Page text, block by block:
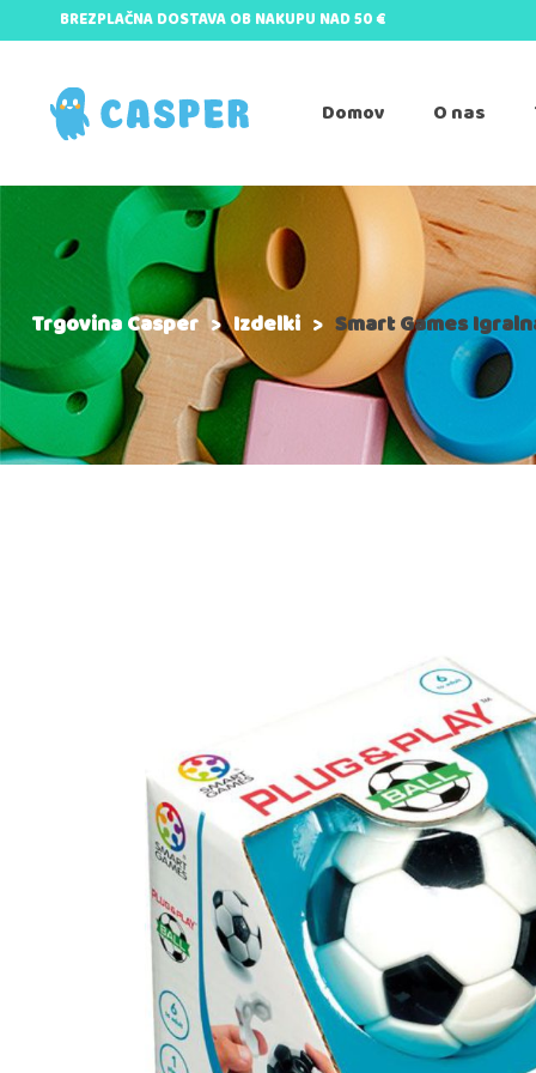
BREZPLAČNA DOSTAVA OB NAKUPU NAD 50 €
Domov O nas
Trgovina Casper >Izdelki > Smart Games